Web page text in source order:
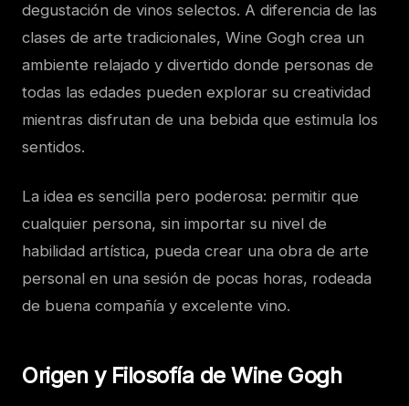
degustación de vinos selectos. A diferencia de las
clases de arte tradicionales, Wine Gogh crea un
ambiente relajado y divertido donde personas de
todas las edades pueden explorar su creatividad
mientras disfrutan de una bebida que estimula los
sentidos.
La idea es sencilla pero poderosa: permitir que
cualquier persona, sin importar su nivel de
habilidad artística, pueda crear una obra de arte
personal en una sesión de pocas horas, rodeada
de buena compañía y excelente vino.
Origen y Filosofía de Wine Gogh